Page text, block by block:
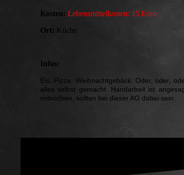
Kosten: Lebensmittelkosten: 15 Euro
Ort: Küche
Infos:
Eis, Pizza, Weihnachtgebäck. Oder, oder,
alles selbst gemacht. Handarbeit ist
mitkochen, sollten bei dieser AG dabei sein.